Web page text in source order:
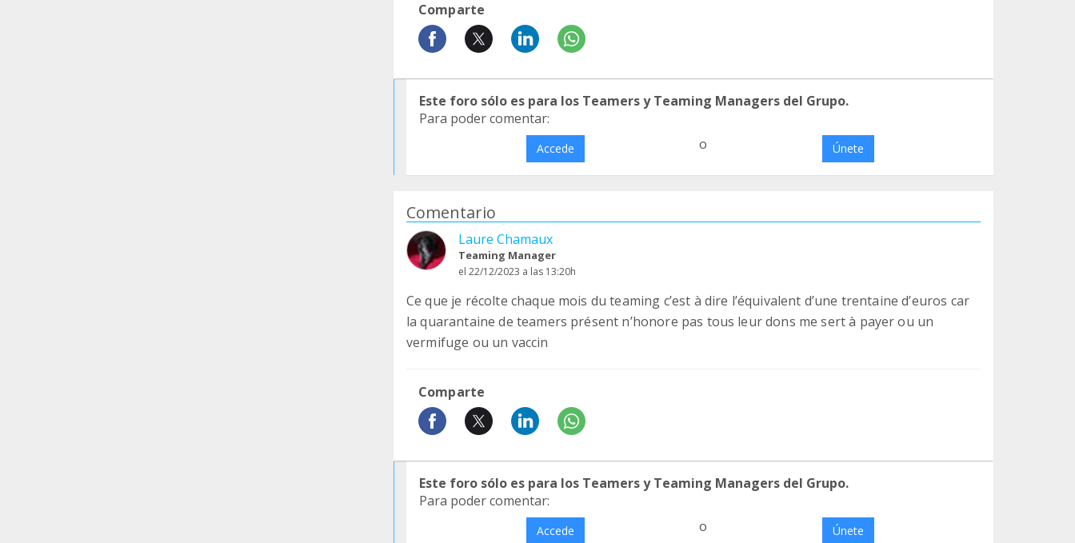
Comparte
Este foro sólo es para los Teamers y Teaming Managers del Grupo.
Para poder comentar:
Accede o Únete
Comentario
Laure Chamaux
Teaming Manager
el 22/12/2023 a las 13:20h
Ce que je récolte chaque mois du teaming c’est à dire l’équivalent d’une trentaine d’euros car
la quarantaine de teamers présent n’honore pas tous leur dons me sert à payer ou un
vermifuge ou un vaccin
Comparte
Este foro sólo es para los Teamers y Teaming Managers del Grupo.
Para poder comentar:
Accede o Únete